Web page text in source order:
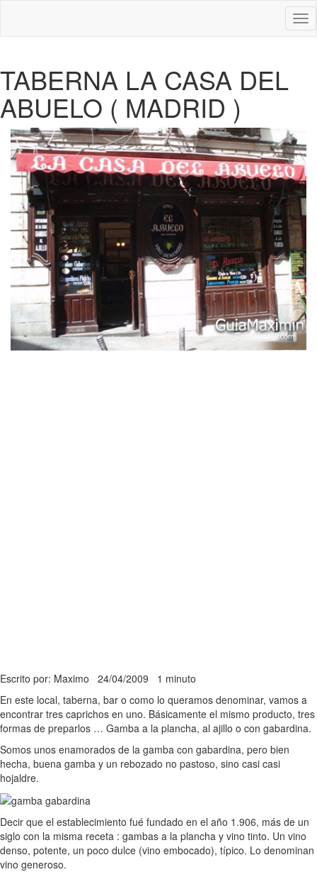
TABERNA LA CASA DEL
ABUELO ( MADRID )
Escrito por: Maximo 24/04/2009 1 minuto
En este local, taberna, bar o como lo queramos denominar, vamos a
encontrar tres caprichos en uno. Básicamente el mismo producto, tres
formas de preparlos … Gamba a la plancha, al ajillo o con gabardina.
Somos unos enamorados de la gamba con gabardina, pero bien
hecha, buena gamba y un rebozado no pastoso, sino casi casi
hojaldre.
Decir que el establecimiento fué fundado en el año 1.906, más de un
siglo con la misma receta : gambas a la plancha y vino tinto. Un vino
denso, potente, un poco dulce (vino embocado), típico. Lo denominan
vino generoso.